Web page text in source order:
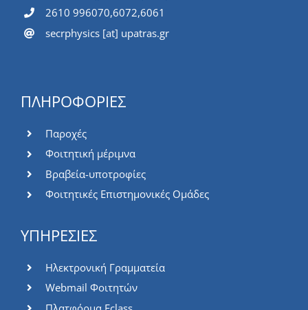
2610 996070,6072,6061
secrphysics [at] upatras.gr
ΠΛΗΡΟΦΟΡΙΕΣ
Παροχές
Φοιτητική μέριμνα
Βραβεία-υποτροφίες
Φοιτητικές Επιστημονικές Ομάδες
ΥΠΗΡΕΣΙΕΣ
Ηλεκτρονική Γραμματεία
Webmail Φοιτητών